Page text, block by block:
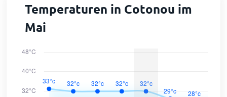
Temperaturen in Cotonou im
Mai